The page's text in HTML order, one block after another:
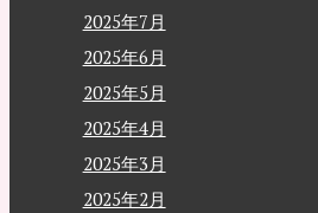
2025年7月
2025年6月
2025年5月
2025年4月
2025年3月
2025年2月